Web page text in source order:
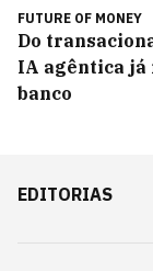
FUTURE OF MONEY
Do
IA agêntica já
banco
EDITORIAS